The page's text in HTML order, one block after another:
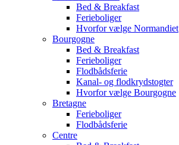
Bed & Breakfast
Ferieboliger
Hvorfor vælge Normandiet
Bourgogne
Bed & Breakfast
Ferieboliger
Flodbådsferie
Kanal- og flodkrydstogter
Hvorfor vælge Bourgogne
Bretagne
Ferieboliger
Flodbådsferie
Centre